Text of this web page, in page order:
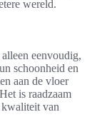
wereld.
eenvoudig,
schoonheid en
aan de vloer
is raadzaam
van